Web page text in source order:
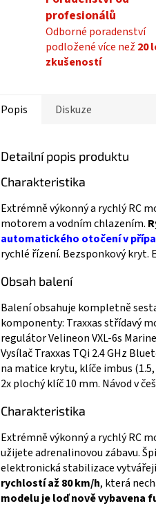
profesionálů
Odborné poradenství
podložené více než 20
zkušeností
Popis Diskuze
Detailní popis produktu
Charakteristika
Extrémně výkonný a rychlý RC
motorem a vodním chlazením.
automatického otočení v
rychlé řízení. Bezsponkový kryt.
Obsah balení
Balení obsahuje kompletně
komponenty: Traxxas střídavý
regulátor Velineon VXL-6s
Vysílač Traxxas TQi 2.4 GHz
na matice krytu, klíče imbus
2x plochý klíč 10 mm. Návod v
Charakteristika
Extrémně výkonný a rychlý RC
užijete adrenalinovou zábavu.
elektronická stabilizace
rychlostí až 80 km/h, která
modelu je loď nově vybavena